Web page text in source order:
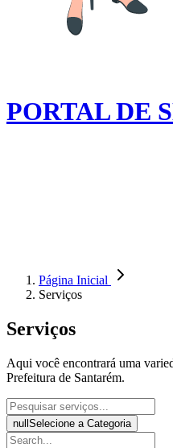
PORTAL DE
Página Inicial
Serviços
Serviços
Aqui você encontrará uma
Prefeitura de Santarém.
null Selecione a Categoria